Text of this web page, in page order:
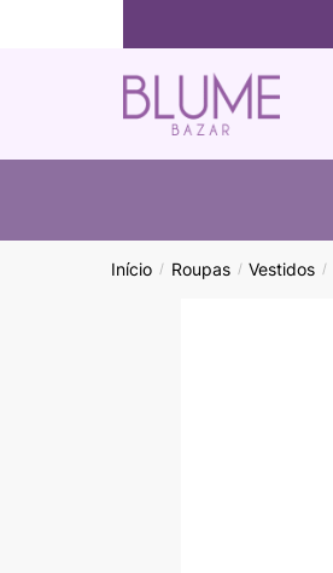
Início / Roupas / Vestidos /